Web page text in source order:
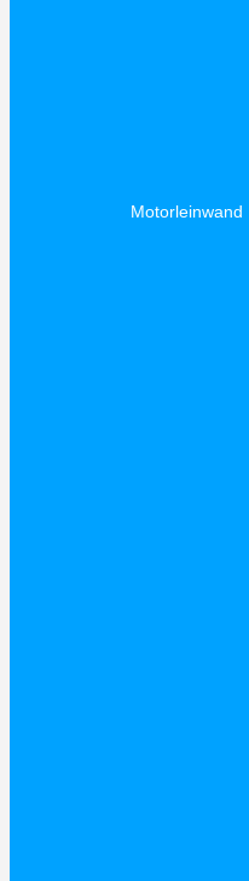
Motorleinwand